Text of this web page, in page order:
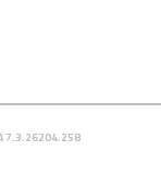
7.3.26204.258